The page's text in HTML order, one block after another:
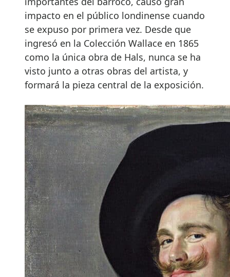
impacto en el público londinense cuando
se expuso por primera vez. Desde que
ingresó en la Colección Wallace en 1865
como la única obra de Hals, nunca se ha
visto junto a otras obras del artista, y
formará la pieza central de la exposición.